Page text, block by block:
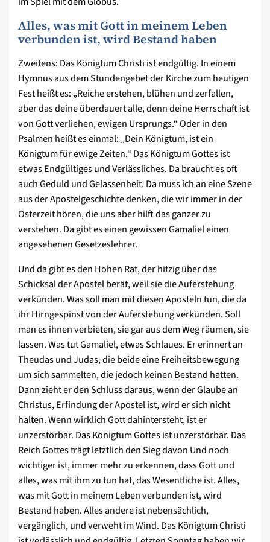
Alles, was mit Gott in meinem Leben
verbunden ist, wird Bestand haben
Zweitens: Das Königtum Christi ist endgültig. In einem
Hymnus aus dem Stundengebet der Kirche zum heutigen
Fest heißt es: „Reiche erstehen, blühen und zerfallen,
aber das deine überdauert alle, denn deine Herrschaft ist
von Gott verliehen, ewigen Ursprungs.“ Oder in den
Psalmen heißt es einmal: „Dein Königtum, ist ein
Königtum für ewige Zeiten.“ Das Königtum Gottes ist
etwas Endgültiges und Verlässliches. Da braucht es oft
auch Geduld und Gelassenheit. Da muss ich an eine Szene
aus der Apostelgeschichte denken, die wir immer in der
Osterzeit hören, die uns aber hilft das ganzer zu
verstehen. Da gibt es einen gewissen Gamaliel einen
angesehenen Gesetzeslehrer.
Und da gibt es den Hohen Rat, der hitzig über das
Schicksal der Apostel berät, weil sie die Auferstehung
verkünden. Was soll man mit diesen Aposteln tun, die da
ihr Hirngespinst von der Auferstehung verkünden. Soll
man es ihnen verbieten, sie gar aus dem Weg räumen, sie
lassen. Was tut Gamaliel, etwas Schlaues. Er erinnert an
Theudas und Judas, die beide eine Freiheitsbewegung
um sich sammelten, die jedoch keinen Bestand hatten.
Dann zieht er den Schluss daraus, wenn der Glaube an
Christus, Erfindung der Apostel ist, wird er sich nicht
halten. Wenn wirklich Gott dahintersteht, ist er
unzerstörbar. Das Königtum Gottes ist unzerstörbar. Das
Reich Gottes trägt letztlich den Sieg davon Und noch
wichtiger ist, immer mehr zu erkennen, dass Gott und
alles, was mit ihm zu tun hat, das Wesentliche ist. Alles,
was mit Gott in meinem Leben verbunden ist, wird
Bestand haben. Alles andere ist nebensächlich,
vergänglich, und verweht im Wind. Das Königtum Christi